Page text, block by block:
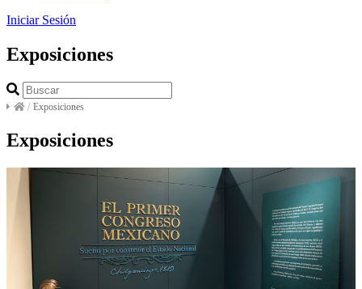
Iniciar Sesión
Exposiciones
/ Exposiciones
Exposiciones